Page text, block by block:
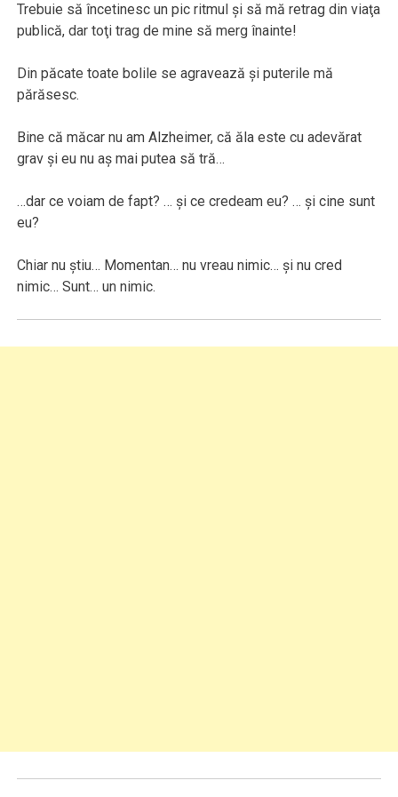
Trebuie să încetinesc un pic ritmul şi să mă retrag din viaţa
publică, dar toţi trag de mine să merg înainte!
Din păcate toate bolile se agravează şi puterile mă
părăsesc.
Bine că măcar nu am Alzheimer, că ăla este cu adevărat
grav şi eu nu aş mai putea să tră…
…dar ce voiam de fapt? … şi ce credeam eu? … şi cine sunt
eu?
Chiar nu ştiu… Momentan… nu vreau nimic… şi nu cred
nimic… Sunt… un nimic.